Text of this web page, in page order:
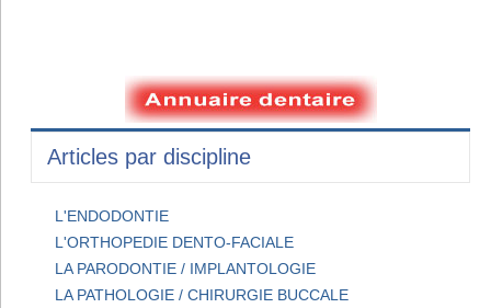
Articles par discipline
L'ENDODONTIE
L'ORTHOPEDIE DENTO-FACIALE
LA PARODONTIE / IMPLANTOLOGIE
LA PATHOLOGIE / CHIRURGIE BUCCALE